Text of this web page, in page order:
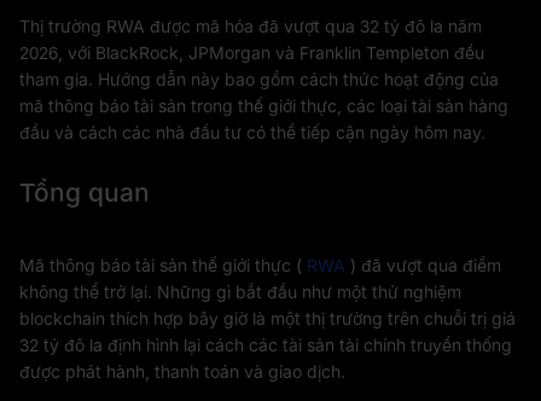
Thị trường RWA được mã hóa đã vượt qua 32 tỷ đô la năm
2026, với BlackRock, JPMorgan và Franklin Templeton đều
tham gia. Hướng dẫn này bao gồm cách thức hoạt động của
mã thông báo tài sản trong thế giới thực, các loại tài sản hàng
đầu và cách các nhà đầu tư có thể tiếp cận ngày hôm nay.
Tổng quan
Mã thông báo tài sản thế giới thực ( RWA ) đã vượt qua điểm
không thể trở lại. Những gì bắt đầu như một thử nghiệm
blockchain thích hợp bây giờ là một thị trường trên chuỗi trị giá
32 tỷ đô la định hình lại cách các tài sản tài chính truyền thống
được phát hành, thanh toán và giao dịch.